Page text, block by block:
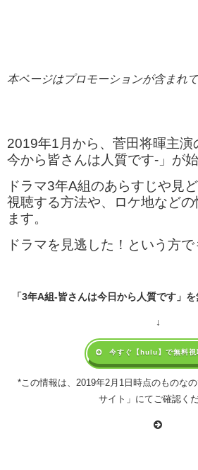
本ページはプロモーションが含まれて
2019年1月から、菅田将暉主演
今から皆さんは人質です-」が始
ドラマ3年A組のあらすじや見
視聴する方法や、ロケ地など
ます。
ドラマを見逃した！という方で
「3年A組-皆さんは今日から人質です」
↓
今すぐ【hulu】で無料視
*この情報は、2019年2月1日時点のものな
サイト」にてご確認く